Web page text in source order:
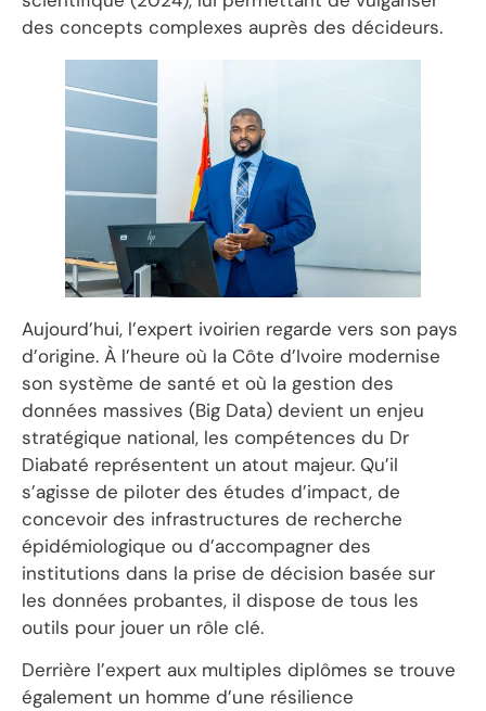
des concepts complexes auprès des décideurs.
Aujourd’hui, l’expert ivoirien regarde vers son pays
d’origine. À l’heure où la Côte d’Ivoire modernise
son système de santé et où la gestion des
données massives (Big Data) devient un enjeu
stratégique national, les compétences du Dr
Diabaté représentent un atout majeur. Qu’il
s’agisse de piloter des études d’impact, de
concevoir des infrastructures de recherche
épidémiologique ou d’accompagner des
institutions dans la prise de décision basée sur
les données probantes, il dispose de tous les
outils pour jouer un rôle clé.
Derrière l’expert aux multiples diplômes se trouve
également un homme d’une résilience